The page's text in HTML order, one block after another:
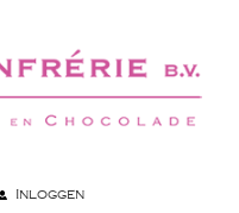
Inloggen